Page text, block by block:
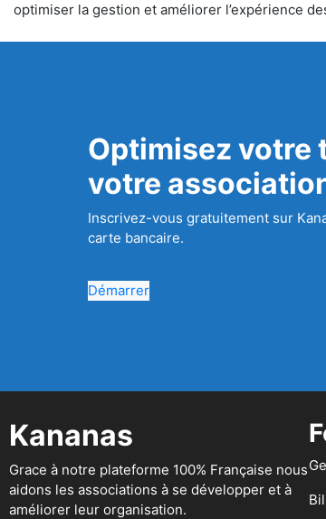
optimiser la gestion et améliorer l’expérience
Optimisez votre
votre
Inscrivez-vous gratuitement sur
carte bancaire.
Démarrer
Kananas
Grace à notre plateforme 100% Française nous
aidons les associations à se développer et à
améliorer leur organisation.